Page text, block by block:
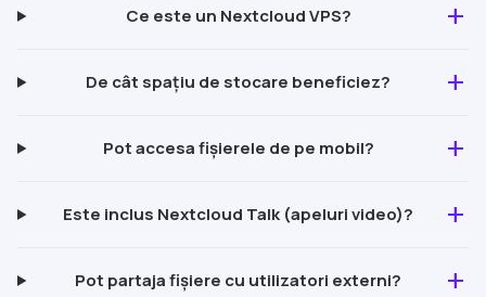
Ce este un NextcloudVPS? add
De cât spațiu de stocare beneficiez? add
Pot accesa fișierele de pe mobil? add
Este inclus Nextcloud Talk (apeluri video)? add
Pot partaja fișiere cu utilizatori externi? add